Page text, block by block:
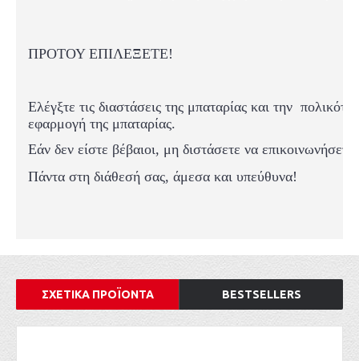
ΠΡΟΤΟΥ ΕΠΙΛΕΞΕΤΕ!
Ελέγξτε τις διαστάσεις της μπαταρίας και την
εφαρμογή της μπαταρίας.
Εάν δεν είστε βέβαιοι, μη διστάσετε να
Πάντα στη διάθεσή σας, άμεσα και υπεύθυνα!
ΣΧΕΤΙΚΑ ΠΡΟΪΟΝΤΑ BESTSELLERS